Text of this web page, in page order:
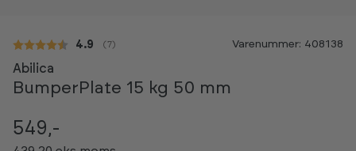
Gennemsnitlig vurdering:
4.9 ( stemmer:
7 ) Varenummer: 408138
Abilica
BumperPlate 15 kg 50 mm
549,-